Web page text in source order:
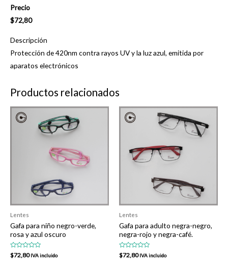
Precio
$72,80
Descripción
Protección de 420nm contra rayos UV y la luz azul, emitida por
aparatos electrónicos
Productos relacionados
Lentes
Gafa para niño negro-verde,
rosa y azul oscuro
Valorado
en
$72,80 IVA incluido
Lentes
Gafa para adulto negra-negro,
negra-rojo y negra-café.
Valorado
en
$72,80 IVA incluido